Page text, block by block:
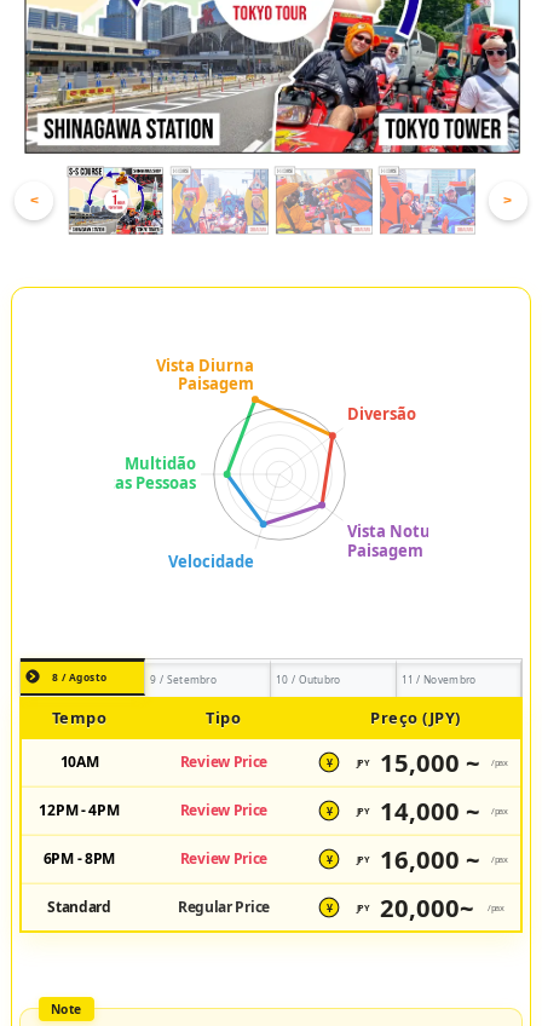
< >
8 / Agosto 9 / Setembro 10 / Outubro 11 / Novembro
Tempo Tipo Preço (JPY)
10AM Review Price ¥ JPY 15,000 ~ /pax
12PM - 4PM Review Price ¥ JPY 14,000 ~ /pax
6PM - 8PM Review Price ¥ JPY 16,000 ~ /pax
Standard Regular Price ¥ JPY 20,000~ /pax